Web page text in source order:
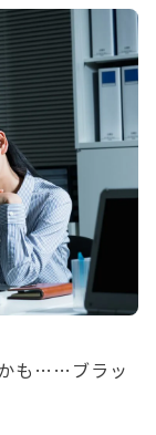
かも……ブラッ